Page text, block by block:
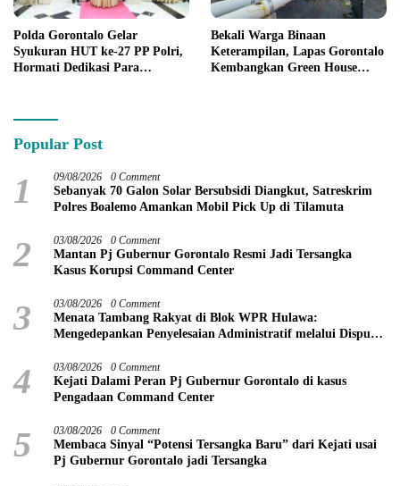
Polda Gorontalo Gelar
Syukuran HUT ke-27 PP Polri,
Hormati Dedikasi Para
Bekali Warga Binaan
Keterampilan, Lapas Gorontalo
Kembangkan Green House
Popular Post
1 09/08/2026 0 Comment
Sebanyak 70 Galon Solar Bersubsidi Diangkut, Satreskrim
Polres Boalemo Amankan Mobil Pick Up di Tilamuta
2 03/08/2026 0 Comment
Mantan Pj Gubernur Gorontalo Resmi Jadi Tersangka
Kasus Korupsi Command Center
3 03/08/2026 0 Comment
Menata Tambang Rakyat di Blok WPR Hulawa:
Mengedepankan Penyelesaian Administratif melalui Dispute
4 03/08/2026 0 Comment
Kejati Dalami Peran Pj Gubernur Gorontalo di kasus
Pengadaan Command Center
5 03/08/2026 0 Comment
Membaca Sinyal “Potensi Tersangka Baru” dari Kejati usai
Pj Gubernur Gorontalo jadi Tersangka